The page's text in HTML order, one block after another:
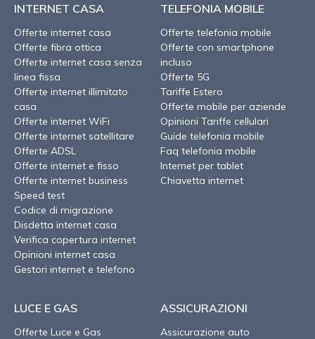
INTERNET CASA
Offerte internet casa
Offerte fibra ottica
Offerte internet casa senza
linea fissa
Offerte internet illimitato
casa
Offerte internet WiFi
Offerte internet satellitare
Offerte ADSL
Offerte internet e fisso
Offerte internet business
Speed test
Codice di migrazione
Disdetta internet casa
Verifica copertura internet
Opinioni internet casa
Gestori internet e telefono
TELEFONIA MOBILE
Offerte telefonia mobile
Offerte con smartphone
incluso
Offerte 5G
Tariffe Estero
Offerte mobile per aziende
Opinioni Tariffe cellulari
Guide telefonia mobile
Faq telefonia mobile
Internet per tablet
Chiavetta internet
LUCE E GAS
Offerte Luce e Gas
ASSICURAZIONI
Assicurazione auto